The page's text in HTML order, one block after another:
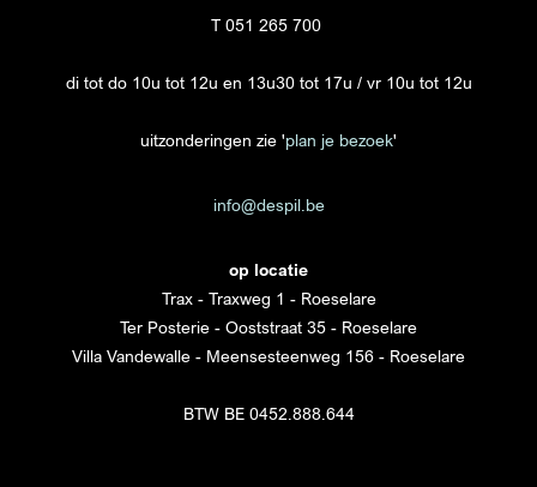
T 051 265 700
di tot do 10u tot 12u en 13u30 tot 17u / vr 10u tot 12u
uitzonderingen zie 'plan je bezoek'
info@despil.be
op locatie
Trax - Traxweg 1 - Roeselare
Ter Posterie - Ooststraat 35 - Roeselare
Villa Vandewalle - Meensesteenweg 156 - Roeselare
BTW BE 0452.888.644